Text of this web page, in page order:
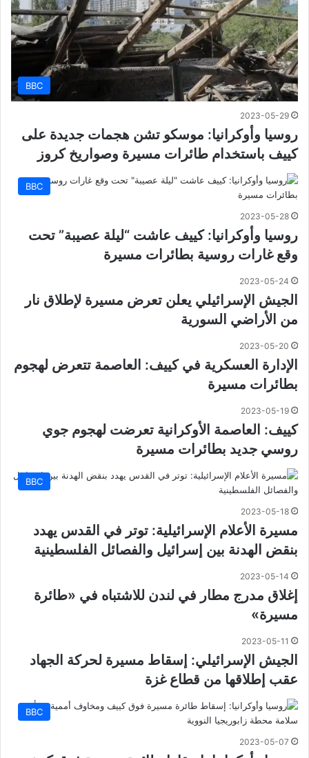
BBC
2023-05-29
روسيا وأوكرانيا: موسكو تشن هجمات جديدة على
كييف باستخدام طائرات مسيرة وصواريخ كروز
BBC
2023-05-28
روسيا وأوكرانيا: كييف عاشت “ليلة عصيبة” تحت
وقع غارات روسية بطائرات مسيرة
2023-05-24
الجيش الإسرائيلي يعلن تعرض مسيرة لإطلاق نار
من الأراضي السورية
2023-05-20
الإدارة العسكرية في كييف: العاصمة تتعرض لهجوم
بطائرات مسيرة
2023-05-19
كييف: العاصمة الأوكرانية تعرضت لهجوم جوي
روسي جديد بطائرات مسيرة
BBC
2023-05-18
مسيرة الأعلام الإسرائيلية: توتر في القدس يهدد
بنقض الهدنة بين إسرائيل والفصائل الفلسطينية
2023-05-14
إغلاق مدرج مطار في لندن للاشتباه في «طائرة
مسيرة»
2023-05-11
الجيش الإسرائيلي: إسقاط مسيرة لحركة الجهاد
عقب إطلاقها من قطاع غزة
BBC
2023-05-07